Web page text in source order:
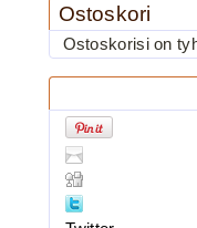
BKK
Ostoskori
Ostoskorisi on